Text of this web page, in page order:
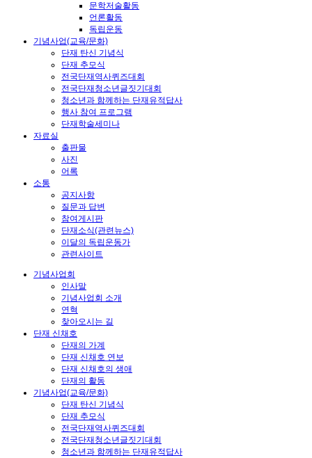
문학저술활동
언론활동
독립운동
기념사업(교육/문화)
단재 탄신 기념식
단재 추모식
전국단재역사퀴즈대회
전국단재청소년글짓기대회
청소년과 함께하는 단재유적답사
행사 참여 프로그램
단재학술세미나
자료실
출판물
사진
어록
소통
공지사항
질문과 답변
참여게시판
단재소식(관련뉴스)
이달의 독립운동가
관련사이트
기념사업회
인사말
기념사업회 소개
연혁
찾아오시는 길
단재 신채호
단재의 가계
단재 신채호 연보
단재 신채호의 생애
단재의 활동
기념사업(교육/문화)
단재 탄신 기념식
단재 추모식
전국단재역사퀴즈대회
전국단재청소년글짓기대회
청소년과 함께하는 단재유적답사